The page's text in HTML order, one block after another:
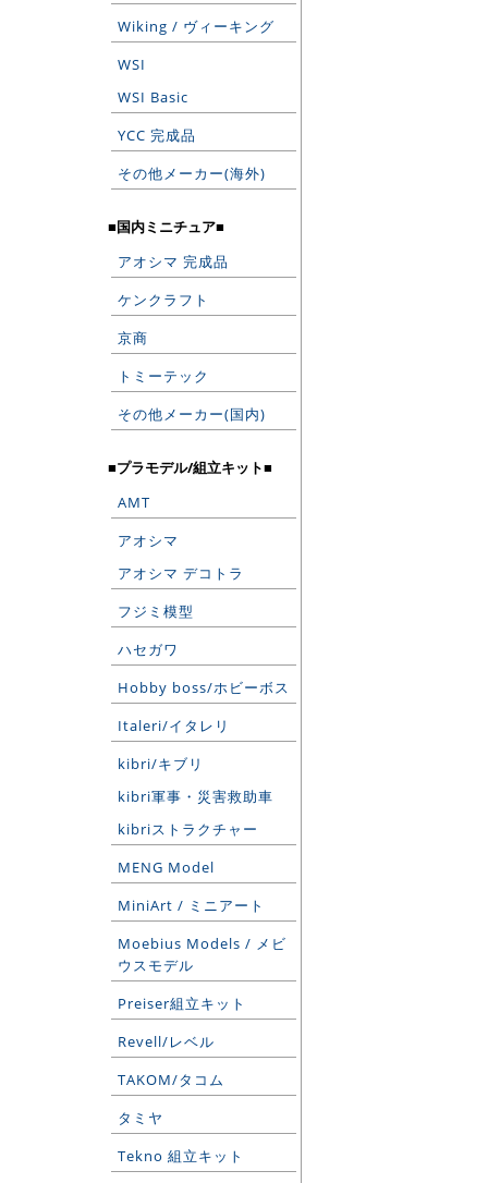
Wiking / ヴィーキング
WSI
WSI Basic
YCC 完成品
その他メーカー(海外)
■国内ミニチュア■
アオシマ 完成品
ケンクラフト
京商
トミーテック
その他メーカー(国内)
■プラモデル/組立キット■
AMT
アオシマ
アオシマ デコトラ
フジミ模型
ハセガワ
Hobby boss/ホビーボス
Italeri/イタレリ
kibri/キブリ
kibri軍事・災害救助車
kibriストラクチャー
MENG Model
MiniArt / ミニアート
Moebius Models / メビ
ウスモデル
Preiser組立キット
Revell/レベル
TAKOM/タコム
タミヤ
Tekno 組立キット